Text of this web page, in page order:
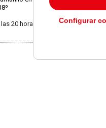
El
20 horas.